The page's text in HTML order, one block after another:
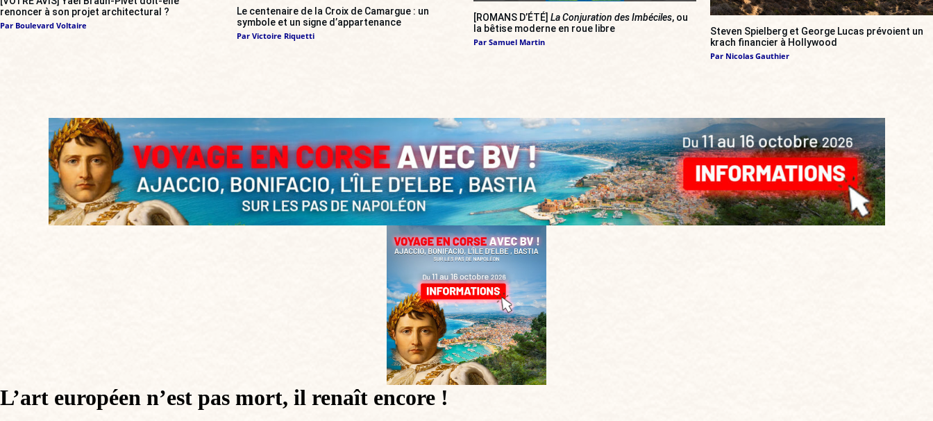
renoncer à son projet architectural ?
Par Boulevard Voltaire
Le centenaire de la Croix de Camargue : un
symbole et un signe d’appartenance
Par Victoire Riquetti
[ROMANS D’ÉTÉ] La Conjuration des Imbéciles, ou
la bêtise moderne en roue libre
Par Samuel Martin
Steven Spielberg et George Lucas prévoient un
krach financier à Hollywood
Par Nicolas Gauthier
L’art européen n’est pas mort, il renaît encore !